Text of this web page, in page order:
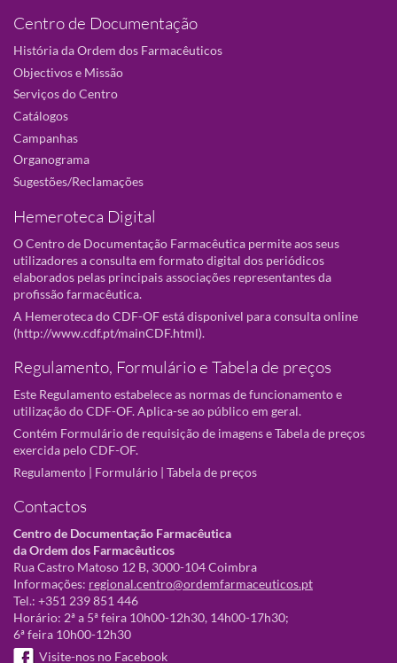
Centro de Documentação
História da Ordem dos Farmacêuticos
Objectivos e Missão
Serviços do Centro
Catálogos
Campanhas
Organograma
Sugestões/Reclamações
Hemeroteca Digital
O Centro de Documentação Farmacêutica permite aos seus
utilizadores a consulta em formato digital dos periódicos
elaborados pelas principais associações representantes da
profissão farmacêutica.
A Hemeroteca do CDF-OF está disponivel para consulta online
(http://www.cdf.pt/mainCDF.html).
Regulamento, Formulário e Tabela de preços
Este Regulamento estabelece as normas de funcionamento e
utilização do CDF-OF. Aplica-se ao público em geral.
Contém Formulário de requisição de imagens e Tabela de preços
exercida pelo CDF-OF.
Regulamento | Formulário | Tabela de preços
Contactos
Centro de Documentação Farmacêutica
da Ordem dos Farmacêuticos
Rua Castro Matoso 12 B, 3000-104 Coimbra
Informações: regional.centro@ordemfarmaceuticos.pt
Tel.: +351 239 851 446
Horário: 2ª a 5ª feira 10h00-12h30, 14h00-17h30;
6ª feira 10h00-12h30
Visite-nos no Facebook